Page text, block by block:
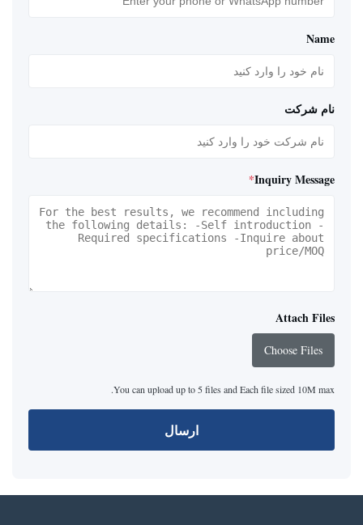
Name
نام شرکت
Inquiry Message
*
Attach Files
Choose Files
You can upload up to 5 files and Each file sized 10M max.
ارسال